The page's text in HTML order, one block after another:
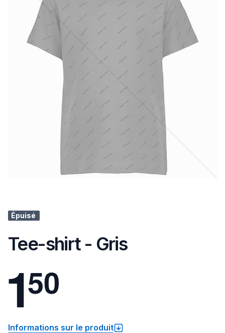
Épuisé
Tee-shirt - Gris
150
Informations sur le produit